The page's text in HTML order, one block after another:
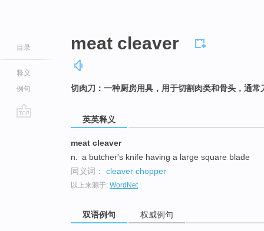
目录
释义
例句
meat cleaver
切肉刀：一种厨房用具，用于切割肉类和骨头，通常
英英释义
meat cleaver
n.
a butcher's knife having a large square blade
同义词： cleaver chopper
以上来源于: WordNet
双语例句 权威例句